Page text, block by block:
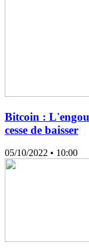
Bitcoin :
cesse de baisser
05/10/2022 • 10:00